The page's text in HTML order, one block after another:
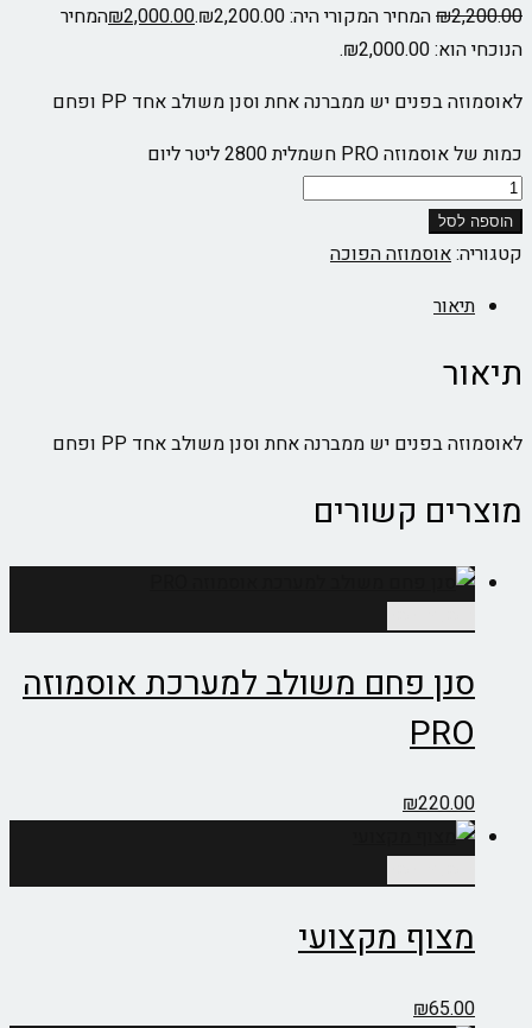
₪2,200.00 המחיר המקורי היה: ₪2,200.00. ₪2,000.00 המחיר
הנוכחי הוא: ₪2,000.00.
לאוסמוזה בפנים יש ממברנה אחת וסנן משולב אחד PP ופחם
כמות של אוסמוזה PRO חשמלית 2800 ליטר ליום
הוספה לסל
קטגוריה:אוסמוזה הפוכה
תיאור
תיאור
לאוסמוזה בפנים יש ממברנה אחת וסנן משולב אחד PP ופחם
מוצרים קשורים
סנן פחם משולב למערכת אוסמוזה
PRO
₪220.00
מצוף מקצועי
₪65.00